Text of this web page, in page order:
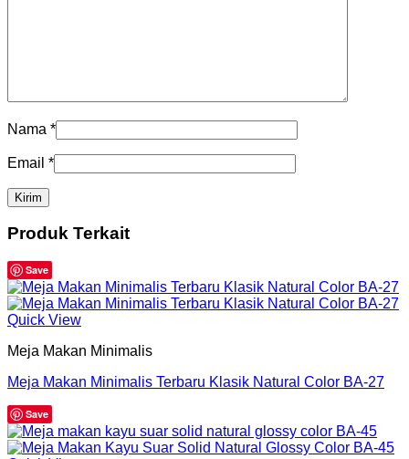
Nama *
Email *
Produk Terkait
Save
Quick View
Meja Makan Minimalis
Meja Makan Minimalis Terbaru Klasik Natural Color BA-27
Save